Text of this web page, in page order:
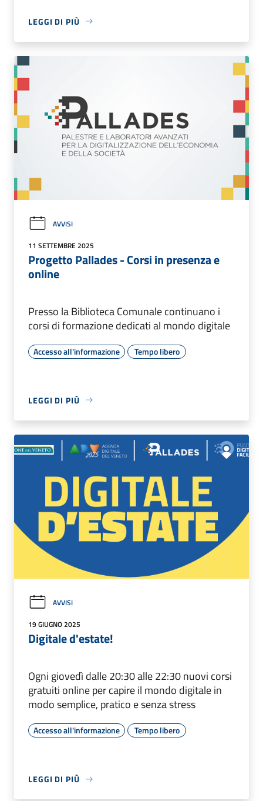
LEGGI DI PIÙ
AVVISI
11 SETTEMBRE 2025
Progetto Pallades - Corsi in presenza e
online
Presso la Biblioteca Comunale continuano i
corsi di formazione dedicati al mondo digitale
Accesso all'informazione Tempo libero
LEGGI DI PIÙ
AVVISI
19 GIUGNO 2025
Digitale d'estate!
Ogni giovedì dalle 20:30 alle 22:30 nuovi corsi
gratuiti online per capire il mondo digitale in
modo semplice, pratico e senza stress
Accesso all'informazione Tempo libero
LEGGI DI PIÙ